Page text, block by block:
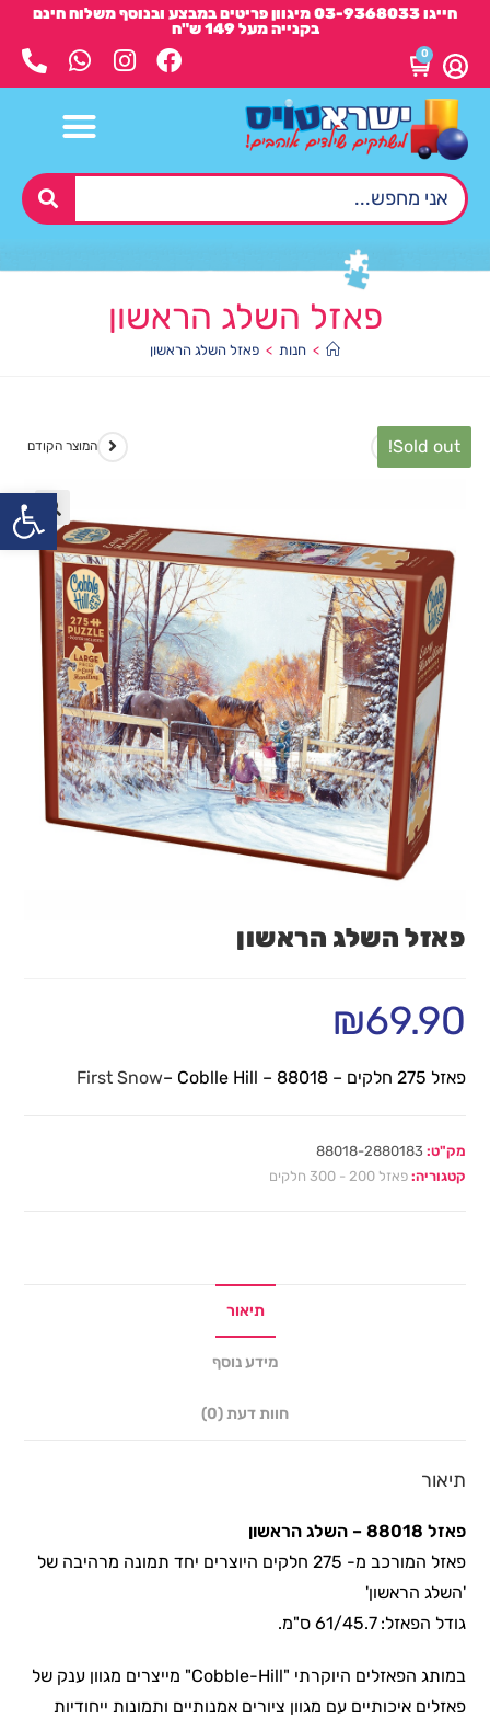
חייגו 03-9368033 מיגוון פריטים במבצע ובנוסף משלוח חינם
בקנייה מעל 149 ש"ח
0
פאזל השלג הראשון
> חנות > פאזל השלג הראשון
המוצר הקודם המוצר הבא
Sold out!
פאזל השלג הראשון
₪69.90
פאזל 275 חלקים – First Snow– Coblle Hill – 88018
מק"ט:88018-2880183
קטגוריה:פאזל 200 - 300 חלקים
תיאור
מידע נוסף
חוות דעת (0)
תיאור
פאזל 88018 – השלג הראשון
פאזל המורכב מ- 275 חלקים היוצרים יחד תמונה מרהיבה של
'השלג הראשון'
גודל הפאזל: 61/45.7 ס"מ.
במותג הפאזלים היוקרתי "Cobble-Hill" מייצרים מגוון ענק של
פאזלים איכותיים עם מגוון ציורים אמנותיים ותמונות ייחודיות